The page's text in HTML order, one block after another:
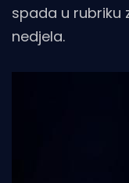
spada u rubriku
nedjela.